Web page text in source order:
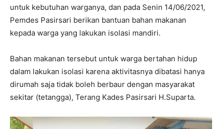
untuk kebutuhan warganya, dan pada Senin 14/06/2021,
Pemdes Pasirsari berikan bantuan bahan makanan
kepada warga yang lakukan isolasi mandiri.
Bahan makanan tersebut untuk warga bertahan hidup
dalam lakukan isolasi karena aktivitasnya dibatasi hanya
dirumah saja tidak boleh berbaur dengan masyarakat
sekitar (tetangga), Terang Kades Pasirsari H.Suparta.